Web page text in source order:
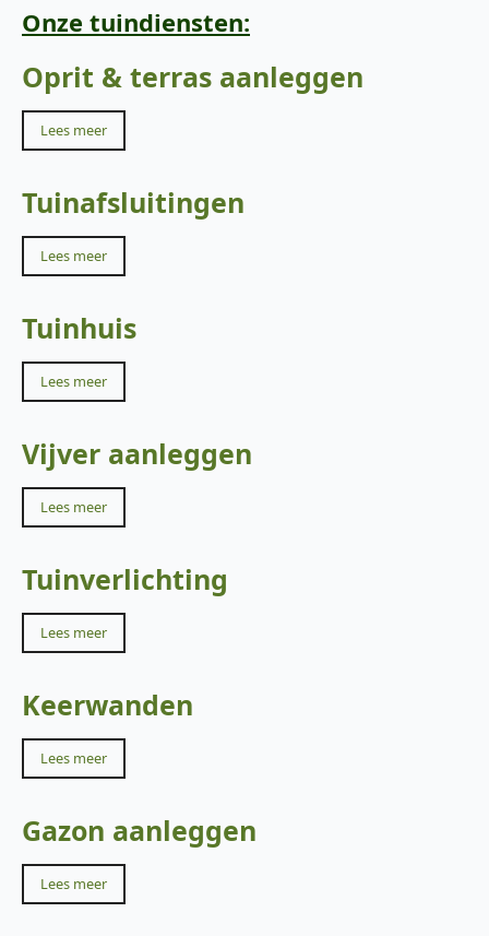
Onze tuindiensten:
Oprit & terras aanleggen
Lees meer
Tuinafsluitingen
Lees meer
Tuinhuis
Lees meer
Vijver aanleggen
Lees meer
Tuinverlichting
Lees meer
Keerwanden
Lees meer
Gazon aanleggen
Lees meer